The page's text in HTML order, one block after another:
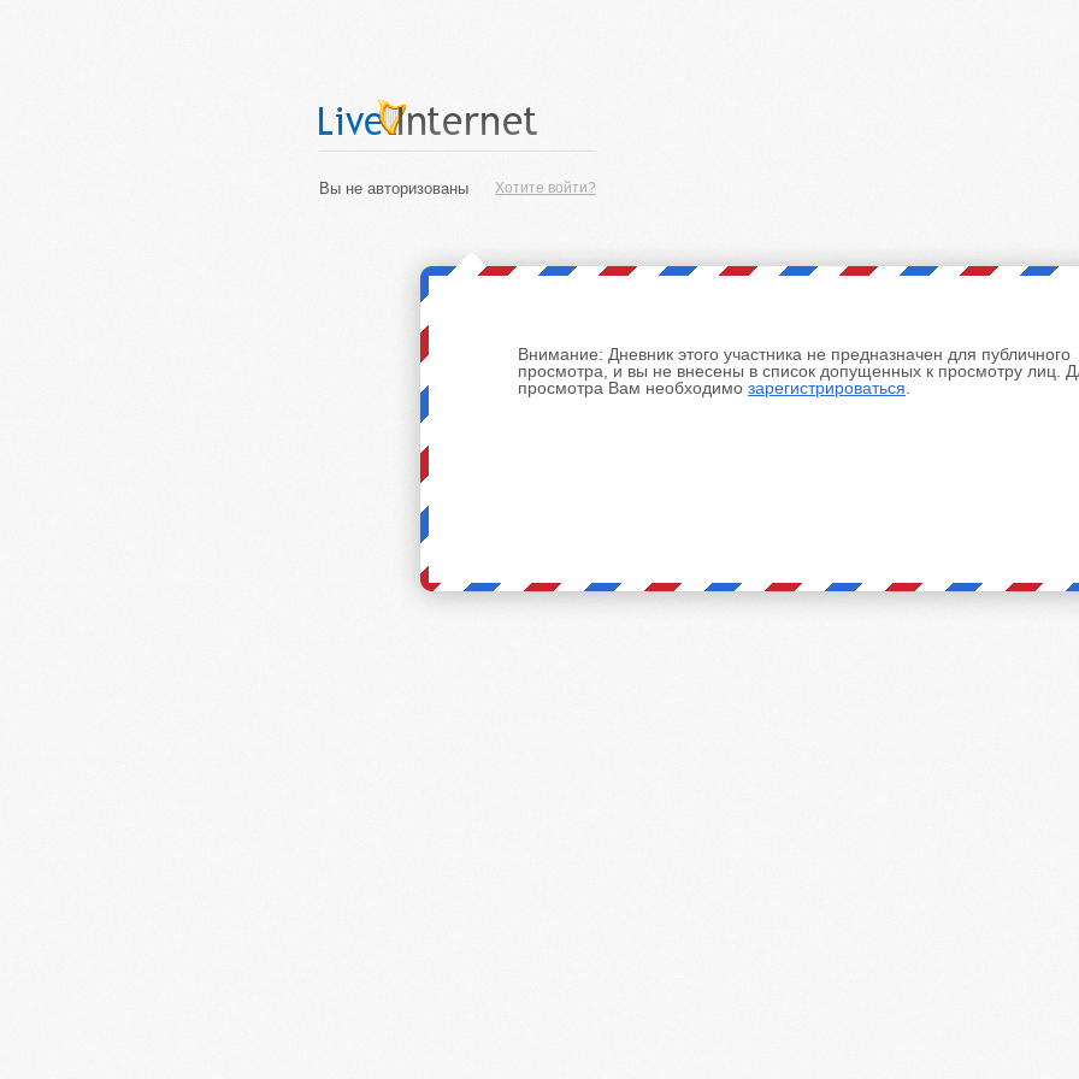
Хотите войти?
Вы не авторизованы
Внимание: Дневник этого участника не предназначен для публичного
просмотра, и вы не внесены в список допущенных к просмотру лиц.
просмотра Вам необходимо зарегистрироваться